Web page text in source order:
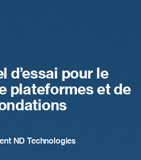
d’essai pour le
plateformes et de
ND Technologies